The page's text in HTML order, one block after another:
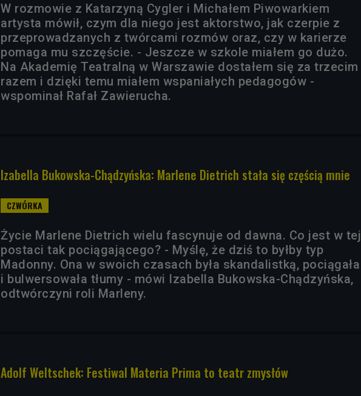
W rozmowie z Katarzyną Cygler i Michałem Piwowarkiem
artysta mówił, czym dla niego jest aktorstwo, jak czerpie z
przeprowadzanych z twórcami rozmów oraz, czy w karierze
pomaga mu szczęście. - Jeszcze w szkole miałem go dużo.
Na Akademię Teatralną w Warszawie dostałem się za trzecim
razem i dzięki temu miałem wspaniałych pedagogów -
wspominał Rafał Zawierucha.
Izabella Bukowska-Chądzyńska: Marlene Dietrich stała się częścią mnie
Życie Marlene Dietrich wielu fascynuje od dawna. Co jest w tej
postaci tak pociągającego? - Myślę, że dziś to byłby typ
Madonny. Ona w swoich czasach była skandalistką, pociągała
i bulwersowała tłumy - mówi Izabella Bukowska-Chądzyńska,
odtwórczyni roli Marleny.
Adolf Weltschek: Festiwal Materia Prima to teatr zmysłów